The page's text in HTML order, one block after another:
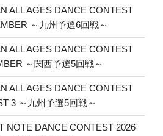
ALL AGES DANCE CONTEST
～九州予選6回戦～
ALL AGES DANCE CONTEST
～関西予選5回戦～
ALL AGES DANCE CONTEST
3 ～九州予選5回戦～
NOTE DANCE CONTEST 2026